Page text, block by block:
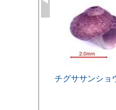
チグササンショ